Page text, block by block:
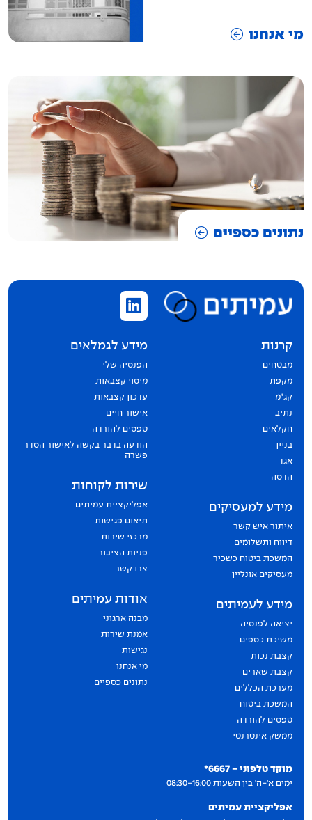
מי אנחנו
נתונים כספיים
מוקד טלפוני - 6667*
ימים א'-ה' בין השעות 08:30-16:00
אפליקציית עמיתים
קרנות
מבטחים
מקפת
קג״מ
נתיב
חקלאים
בניין
אגד
הדסה
מידע למעסיקים
איתור איש קשר
דיווח ותשלומים
המשכת ביטוח כשכיר
מעסיקים אונליין
מידע לעמיתים
יציאה לפנסיה
משיכת כספים
קצבת נכות
קצבת שארים
מערכת הכללים
המשכת ביטוח
טפסים להורדה
ממשק אינטרנטי
מידע לגמלאים
הפנסיה שלי
מיסוי קצבאות
עדכון קצבאות
אישור חיים
טפסים להורדה
הודעה בדבר בקשה לאישור הסדר
פשרה
שירות לקוחות
אפליקציית עמיתים
תיאום פגישות
מרכזי שירות
פניות הציבור
צרו קשר
אודות עמיתים
מבנה ארגוני
אמנת שירות
נגישות
מי אנחנו
נתונים כספיים